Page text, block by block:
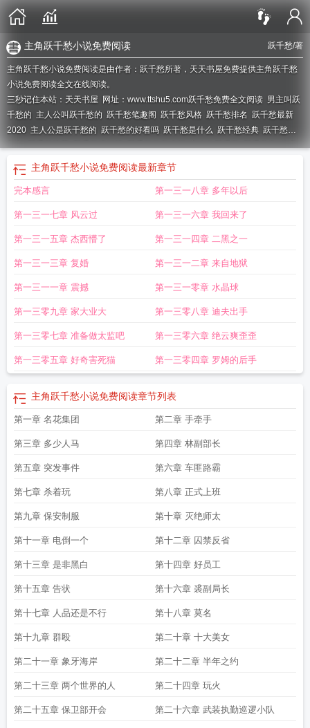
跃千愁/著
主角跃千愁小说免费阅读
主角跃千愁小说免费阅读是由作者：跃千愁所著，天天书屋免费提供主角跃千愁
小说免费阅读全文在线阅读。
三秒记住本站：天天书屋 网址：www.ttshu5.com跃千愁免费全文阅读 男主叫跃
千愁的 主人公叫跃千愁的 跃千愁笔趣阁 跃千愁风格 跃千愁排名 跃千愁最新
2020 主人公是跃千愁的 跃千愁的好看吗 跃千愁是什么 跃千愁经典 跃千愁的
都市跃千愁推荐跃千愁排行榜跃千愁的怎么样主人公跃千愁跃千愁集主角
叫跃千愁的穿越 跃千愁排行 跃千愁完本排行
品 跃千愁的
主角跃千愁小说免费阅读最新章节
完本感言 第一三一八章 多年以后
第一三一七章 风云过 第一三一六章 我回来了
第一三一五章 杰西懵了 第一三一四章 二黑之一
第一三一三章 复婚 第一三一二章 来自地狱
第一三一一章 震撼 第一三一零章 水晶球
第一三零九章 家大业大 第一三零八章 迪夫出手
第一三零七章 准备做太监吧 第一三零六章 绝云爽歪歪
第一三零五章 好奇害死猫 第一三零四章 罗姆的后手
主角跃千愁小说免费阅读章节列表
第一章 名花集团 第二章 手牵手
第三章 多少人马 第四章 林副部长
第五章 突发事件 第六章 车匪路霸
第七章 杀着玩 第八章 正式上班
第九章 保安制服 第十章 灭绝师太
第十一章 电倒一个 第十二章 囚禁反省
第十三章 是非黑白 第十四章 好员工
第十五章 告状 第十六章 裘副局长
第十七章 人品还是不行 第十八章 莫名
第十九章 群殴 第二十章 十大美女
第二十一章 象牙海岸 第二十二章 半年之约
第二十三章 两个世界的人 第二十四章 玩火
第二十五章 保卫部开会 第二十六章 武装执勤巡逻小队